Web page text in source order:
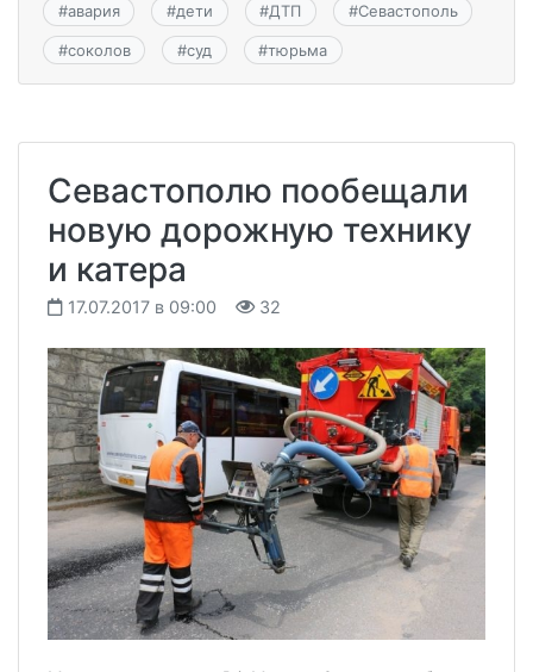
#авария #дети #ДТП #Севастополь
#соколов #суд #тюрьма
Севастополю пообещали
новую дорожную технику
и катера
17.07.2017 в 09:00 32